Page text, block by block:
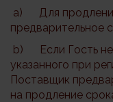
a) Для
предварительное
b) Если Гость не
указанного при
Поставщик
на продление